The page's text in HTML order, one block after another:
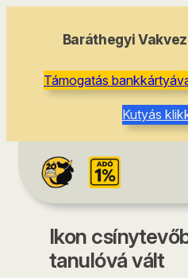
Baráthegyi
Támogatás
Kutyás
Ikon
tanulóvá vált